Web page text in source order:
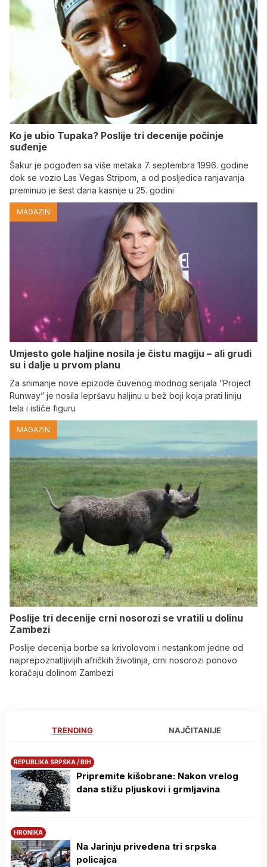
Ko je ubio Tupaka? Poslije tri decenije počinje
suđenje
Šakur je pogođen sa više metaka 7. septembra 1996. godine
dok se vozio Las Vegas Stripom, a od posljedica ranjavanja
preminuo je šest dana kasnije u 25. godini
MAGAZIN
Umjesto gole haljine nosila je čistu magiju – ali grudi
su i dalje u prvom planu
Za snimanje nove epizode čuvenog modnog serijala “Project
Runway” je nosila lepršavu haljinu u bež boji koja prati liniju
tela i ističe figuru
MAGAZIN
Poslije tri decenije crni nosorozi se vratili u dolinu
Zambezi
Poslije decenija borbe sa krivolovom i nestankom jedne od
najprepoznatljivijih afričkih životinja, crni nosorozi ponovo
koračaju dolinom Zambezi
TRENDING NAJČITANIJE
REPUBLIKA SRPSKA / BIH
Pripremite kišobrane: Nakon vrelog
dana stižu pljuskovi i grmljavina
HRONIKA
Na Јarinju privedena tri srpska
policajca